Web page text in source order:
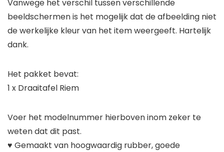
Vanwege het verschil tussen verschillende
beeldschermen is het mogelijk dat de afbeelding niet
de werkelijke kleur van het item weergeeft. Hartelijk
dank.
Het pakket bevat:
1 x Draaitafel Riem
Voer het modelnummer hierboven inom zeker te
weten dat dit past.
♥ Gemaakt van hoogwaardig rubber, goede